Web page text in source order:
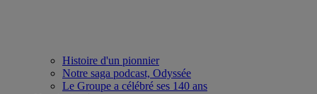
Histoire d'un pionnier
Notre saga podcast, Odyssée
Le Groupe a célébré ses 140 ans